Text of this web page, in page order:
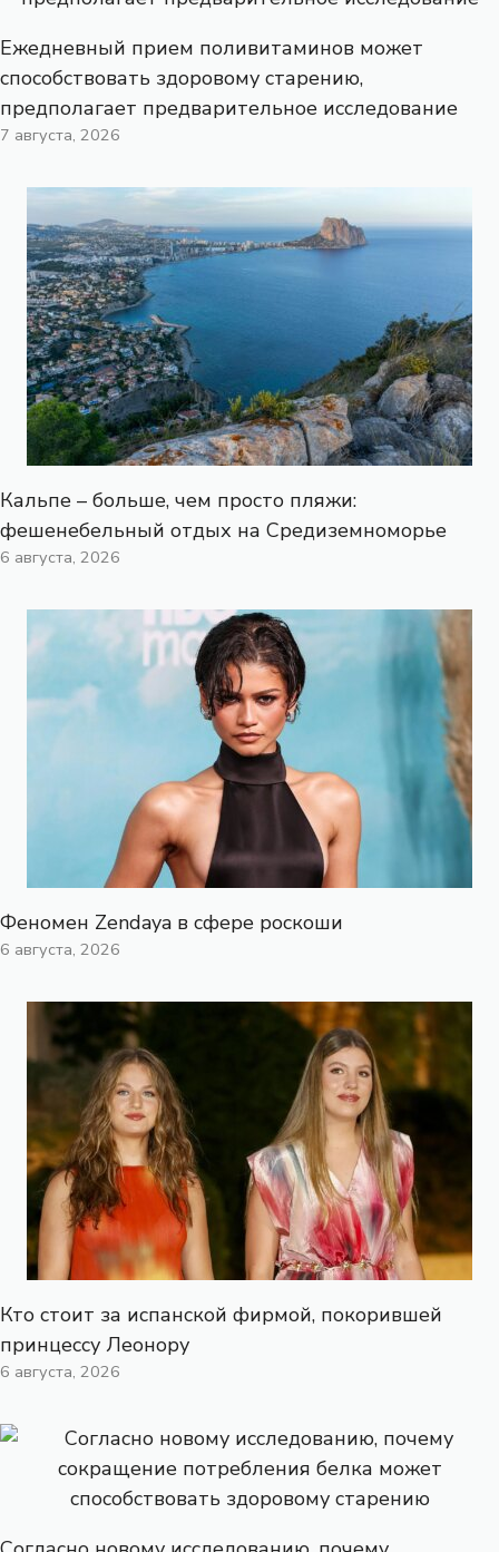
Ежедневный прием поливитаминов может
способствовать здоровому старению,
предполагает предварительное исследование
7 августа, 2026
Кальпе – больше, чем просто пляжи:
фешенебельный отдых на Средиземноморье
6 августа, 2026
Феномен Zendaya в сфере роскоши
6 августа, 2026
Кто стоит за испанской фирмой, покорившей
принцессу Леонору
6 августа, 2026